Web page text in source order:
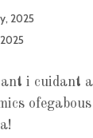
2025
i cuidant